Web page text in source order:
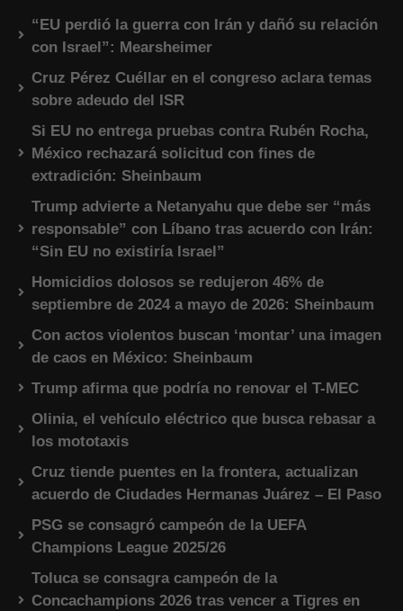
“EU perdió la guerra con Irán y dañó su relación
con Israel”: Mearsheimer
Cruz Pérez Cuéllar en el congreso aclara temas
sobre adeudo del ISR
Si EU no entrega pruebas contra Rubén Rocha,
México rechazará solicitud con fines de
extradición: Sheinbaum
Trump advierte a Netanyahu que debe ser “más
responsable” con Líbano tras acuerdo con Irán:
“Sin EU no existiría Israel”
Homicidios dolosos se redujeron 46% de
septiembre de 2024 a mayo de 2026: Sheinbaum
Con actos violentos buscan ‘montar’ una imagen
de caos en México: Sheinbaum
Trump afirma que podría no renovar el T-MEC
Olinia, el vehículo eléctrico que busca rebasar a
los mototaxis
Cruz tiende puentes en la frontera, actualizan
acuerdo de Ciudades Hermanas Juárez – El Paso
PSG se consagró campeón de la UEFA
Champions League 2025/26
Toluca se consagra campeón de la
Concachampions 2026 tras vencer a Tigres en